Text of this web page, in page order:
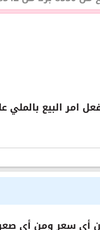
امر البيع بالملي
أي سعر ومن أي